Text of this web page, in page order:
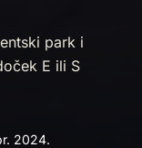
park i
E ili S
2024.